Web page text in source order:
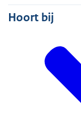
Hoort bij